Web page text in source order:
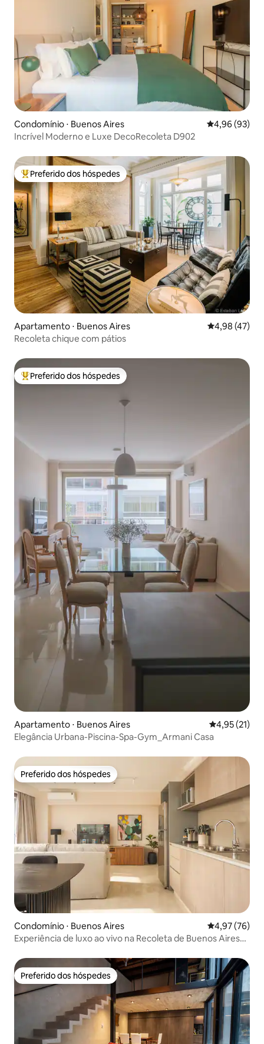
Condomínio ⋅ Buenos Aires 4,96 de uma
4,96 (93)
Incrível Moderno e Luxe DecoRecoleta D902
Entre os melhores preferidos dos hóspedes
Preferido dos hóspedes
Apartamento ⋅ Buenos Aires 4,98 de uma
4,98 (47)
Recoleta chique com pátios
Entre os melhores preferidos dos hóspedes
Preferido dos hóspedes
Apartamento ⋅ Buenos Aires 4,95 de uma
4,95 (21)
Elegância Urbana-Piscina-Spa-Gym_Armani Casa
Preferido dos hóspedes
Preferido dos hóspedes
Condomínio ⋅ Buenos Aires 4,97 de uma
4,97 (76)
Experiência de luxo ao vivo na Recoleta de Buenos Aires
Preferido dos hóspedes
Preferido dos hóspedes